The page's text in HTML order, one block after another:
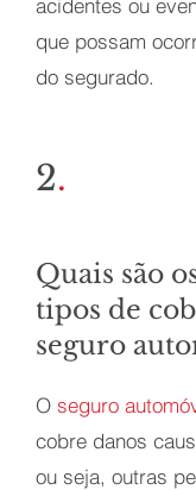
acidentes ou
que possam
do segurado.
2.
Quais são
tipos de
seguro
O seguro
cobre danos
ou seja, outras